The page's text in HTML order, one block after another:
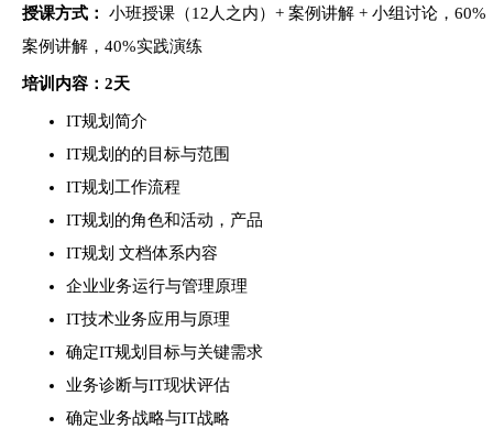
授课方式：
小班授课（12人之内）+ 案例讲解 + 小组讨论，60%
案例讲解，40%实践演练
培训 内容：2天
IT规划简介
IT规划的的目标与范围
IT规划工作流程
IT规划的角色和活动，产品
IT规划 文档体系内容
企业业务运行与管理原理
IT技术业务应用与原理
确定IT规划目标与关键需求
业务诊断与IT现状评估
确定业务战略与IT战略